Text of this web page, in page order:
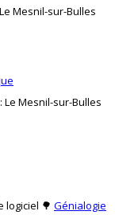
Mesnil-sur-Bulles
Mesnil-sur-Bulles
logiciel 🌳 Génialogie